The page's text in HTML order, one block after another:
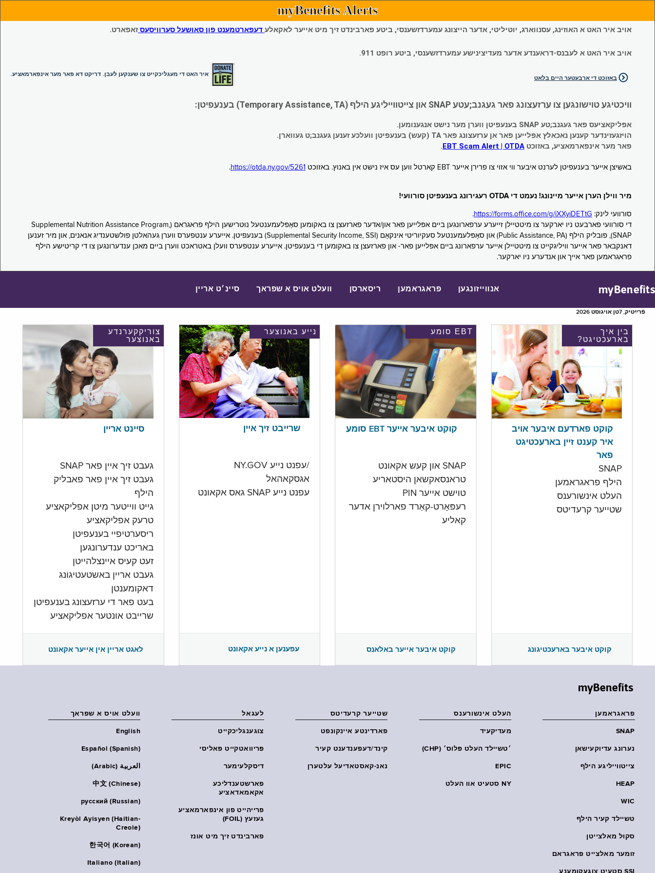
myBenefits Alerts
אויב איר האט א האוזינג, עסנווארג, יוטיליטי, אדער הייצונג עמערדזשענסי, ביטע פארבינדט זיך מיט אייער לאקאלע דעפארטמענט פון סאושעל סערוויסעסזאפארט.
אויב איר האט א לעבנס-דראענדע אדער מעדיצינישע עמערדזשענסי, ביטע רופט 911.
איר האט די מעגליכקייט צו שענקען לעבן. דריקט דא פאר מער אינפארמאציע.
באזוכט די ארבעטער היים בלאט
וויכטיגע טוישונגען צו ערזעצונג פאר געגנב;עטע SNAP און צייטווייליגע הילף (Temporary Assistance, TA) בענעפיטן:
אפליקאציעס פאר געגנב;טע SNAP בענעפיטן ווערן מער נישט אנגענומען.
הויזגעזינדער קענען נאכאלץ אפּלייען פאר אן ערזעצונג פאר TA (קעש) בענעפיטן וועלכע זענען געגנב;ט געווארן.
פאר מער אינפארמאציע, באזוכטEBT Scam Alert | OTDA
.
באשיצן אייער בענעפיטן לערנט איבער ווי אזוי צו פרירן אייער EBT קארטל ווען עס איז נישט אין באנוץ. באזוכט https://otda.ny.gov/5261
.
מיר ווילן הערן אייער מיינונג! נעמט די OTDA רעגירונג בענעפיטן סורוועי!
סורוועי לינק: https://forms.office.com/g/iXXyiDETtG
.
די סורוועי פארבעט ניו יארקער צו מיטטיילן זייערע ערפארונגען ביים אפּלייען פאר און/אדער פארזעצן צו באקומען סאָפּלעמענטעל נוּטרישען הילף פראגראם (Supplemental Nutrition Assistance Program,
SNAP), פובליק הילף (Public Assistance, PA) און סאָפּלעמענטעל סעקיוריטי אינקאָם (Supplemental Security Income, SSI) בענעפיטן. אייערע ענטפערס ווערן געהאלטן פולשטענדיג אנאנים, און מיר זענען
דאנקבאר פאר אייער וויליגקייט צו מיטטיילן אייער ערפארונג ביים אפּלייען פאר- און פארזעצן צו באקומען די בענעפיטן. אייערע ענטפערס וועלן באטראכט ווערן ביים מאכן ענדערונגען צו די קריטישע הילף
פראגראמען פאר אייך און אנדערע ניו יארקער.
myBenefits אנווייזונגען פראגראמען ריסארסן וועלט אויס א שפראך סיינ׳ט אריין
פֿרײַטיק, 7טן אויגוסט 2026
צוריקקערנדע
באנוצער
סיינט אריין
געבט זיך איין פאר SNAP
געבט זיך איין פאר פאבליק
הילף
גייט ווייטער מיטן אפליקאציע
טרעק אפליקאציע
ריסערטיפיי בענעפיטן
באריכט ענדערונגען
זעט קעיס איינצלהייטן
געבט אריין באשטעטיגונג
דאקומענטן
בעט פאר די ערזעצונג בענעפיטן
שרייבט אונטער אפליקאציע
לאגט אריין אין אייער אקאונט
נייע באנוצער
שרייבט זיך איין
/עפנט נייע NY.GOV
אגסקאהאל
עפנט נייע SNAP גאס אקאונט
עפענען א נייע אקאונט
EBT סומע
קוקט איבער אייער EBT סומע
SNAP און קעש אקאונט
טראנסאקשאן היסטאריע
טוישט אייער PIN
רעפּאָרט-קאַרד פארלוירן אדער
קאליע
קוקט איבער אייער באלאנס
בין איך
בארעכטיגט?
קוקט פארדעם איבער אויב
איר קענט זיין בארעכטיגט
פאר
SNAP
הילף פראגראמען
העלט אינשורענס
שטייער קרעדיטס
קוקט איבער בארעכטיגונג
myBenefits
פראגראמען
SNAP
נערונג עדיוקעישאן
צייטווייליגע הילף
HEAP
WIC
טשיילד קעיר הילף
סקול מאלצייטן
זומער מאלצייט פראגראם
SSI סטעיט צוגעקומענע
העלט אינשורענס
מעדיקעיד
׳טשיילד העלט פּלוס׳ (CHP)
EPIC
NY סטעיט אוו העלט
שטייער קרעדיטס
פארדינטע איינקונפט
קינד/דעפענדענט קעיר
נאנ-קאסטאדיעל עלטערן
לעגאל
צוגענגליכקייט
פּריוואטקייט פּאליסי
דיסקלעימער
פארשטענדליכע
אקאמאדאציע
פרייהייט פון אינפארמאציע
געזעץ (FOIL)
פארבינדט זיך מיט אונז
וועלט אויס א שפראך
English
Español (Spanish)
العربية (Arabic)
中文 (Chinese)
русский (Russian)
Kreyòl Ayisyen (Haitian-
Creole)
한국어 (Korean)
Italiano (Italian)